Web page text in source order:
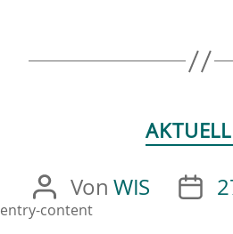
VonWIS
entry-content